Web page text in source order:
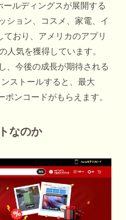
ルディングスが展開する
ション、コスメ、家電、イ
おり、アメリカのアプリ
人気を獲得しています。
、今後の成長が期待される
ストールすると、最大
ンコードがもらえます。
なのか